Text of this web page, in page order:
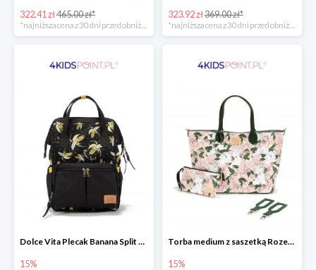
322.41 zł465.00 zł* 323.92 zł369.00 zł*
Dolce Vita Plecak Banana Split Black La Millou
15%
Torba medium z saszetką Rozenek Lady Peony Premium Zip La Millou
15%